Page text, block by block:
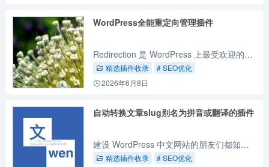
WordPress全能重定向管理插件
Redirection 是 WordPress 上最受欢迎的重定向管理插件之一，通过这个插件可以轻松管理 301 重定向、跟踪 404 错误，并整理网站上任何松散的链接，有助于减少错误并提升网站排名。
精选插件收录
# SEO优化
2026年6月8日
自动转换文章slug别名为拼音或翻译的插件
建设 WordPress 中文网站的朋友们都知道，WordPress 默认生成的 Slug 别名会保留为中文文字，会对 SEO 产生影响，本文这个插件可以自动将文章以及标签的Slug别名，自动转为中文...
精选插件收录
# SEO优化